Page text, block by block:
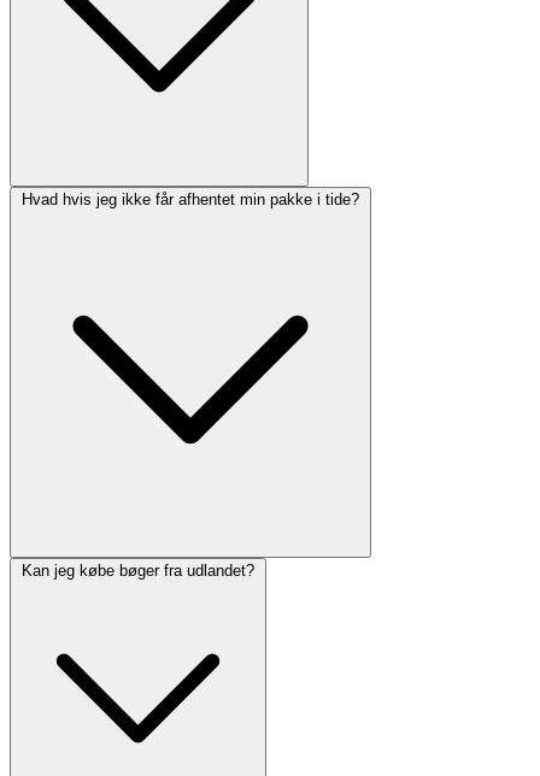
Hvad hvis jeg ikke får afhentet min pakke i tide?
Kan jeg købe bøger fra udlandet?